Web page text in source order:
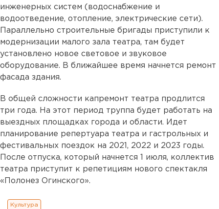
инженерных систем (водоснабжение и
водоотведение, отопление, электрические сети).
Параллельно строительные бригады приступили к
модернизации малого зала театра, там будет
установлено новое световое и звуковое
оборудование. В ближайшее время начнется ремонт
фасада здания.
В общей сложности капремонт театра продлится
три года. На этот период труппа будет работать на
выездных площадках города и области. Идет
планирование репертуара театра и гастрольных и
фестивальных поездок на 2021, 2022 и 2023 годы.
После отпуска, который начнется 1 июля, коллектив
театра приступит к репетициям нового спектакля
«Полонез Огинского».
Культура